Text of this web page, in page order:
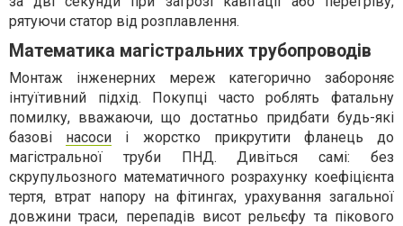
рятуючи статор від розплавлення.
Математика магістральних трубопроводів
Монтаж інженерних мереж категорично забороняє
інтуїтивний підхід. Покупці часто роблять фатальну
помилку, вважаючи, що достатньо придбати будь-які
базові насоси і жорстко прикрутити фланець до
магістральної труби ПНД. Дивіться самі: без
скрупульозного математичного розрахунку коефіцієнта
тертя, втрат напору на фітингах, урахування загальної
довжини траси, перепадів висот рельєфу та пікового